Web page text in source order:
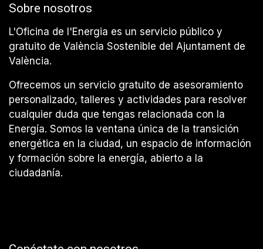
Sobre nosotros
L'Oficina de l'Energia es un servicio público y
gratuito de València Sostenible del Ajuntament de
València.
Ofrecemos un servicio gratuito de asesoramiento
personalizado, talleres y actividades para resolver
cualquier duda que tengas relacionada con la
Energía. Somos la ventana única de la transición
energética en la ciudad, un espacio de información
y formación sobre la energía, abierto a la
ciudadanía.